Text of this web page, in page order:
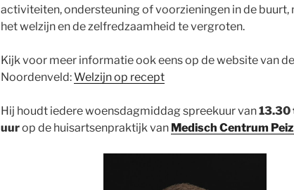
activiteiten, ondersteuning of voorzieningen in de buurt,
het welzijn en de zelfredzaamheid te vergroten.
Kijk voor meer informatie ook eens op de website van
Noordenveld:Welzijn op recept
Hij houdt iedere woensdagmiddag spreekuur van13.30
uurop de huisartsenpraktijk van Medisch Centrum